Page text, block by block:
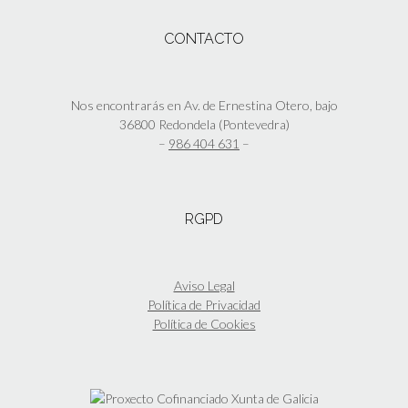
producto
opciones
elegir
en
la
CONTACTO
Nos encontrarás en Av. de Ernestina Otero, bajo
36800 Redondela (Pontevedra)
– 986 404 631 –
RGPD
Aviso Legal
Política de Privacidad
Política de Cookies